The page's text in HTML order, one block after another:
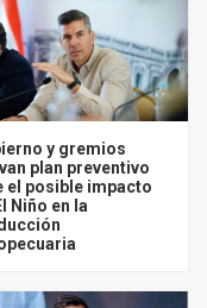
y gremios
plan preventivo
el posible impacto
Niño en la